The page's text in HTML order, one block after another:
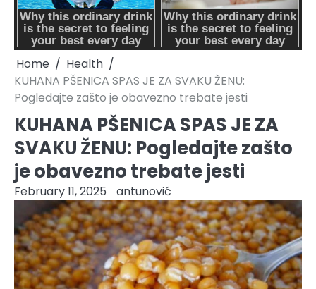
Home
Health
KUHANA PŠENICA SPAS JE ZA SVAKU ŽENU:
Pogledajte zašto je obavezno trebate jesti
KUHANA PŠENICA SPAS JE ZA
SVAKU ŽENU: Pogledajte zašto
je obavezno trebate jesti
February 11, 2025 antunović